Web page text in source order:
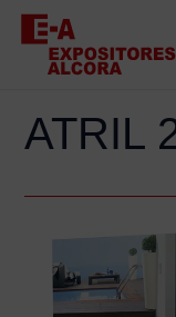
ATRIL